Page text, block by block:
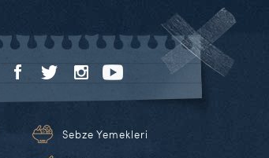
Sebze Yemekleri